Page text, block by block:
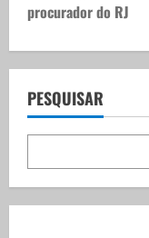
n
a
v
i
g
procurador do RJ
PESQUISAR